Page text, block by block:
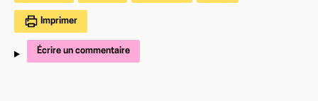
Imprimer
Écrire un commentaire